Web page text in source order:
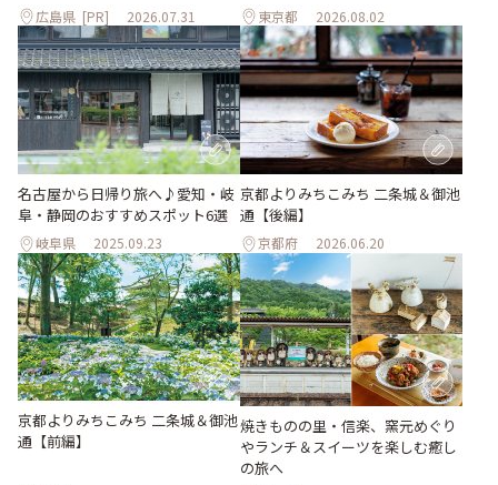
広島県 [PR] 2026.07.31 東京都 2026.08.02
名古屋から日帰り旅へ♪愛知・岐
阜・静岡のおすすめスポット6選
岐阜県 2025.09.23
京都よりみちこみち 二条城＆御池
通【後編】
京都府 2026.06.20
京都よりみちこみち 二条城＆御池
通【前編】
焼きものの里・信楽、窯元めぐり
やランチ＆スイーツを楽しむ癒し
の旅へ